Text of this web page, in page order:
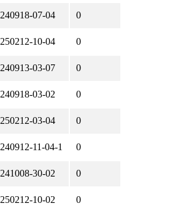
240918-07-04 0
250212-10-04 0
240913-03-07 0
240918-03-02 0
250212-03-04 0
240912-11-04-1 0
241008-30-02 0
250212-10-02 0